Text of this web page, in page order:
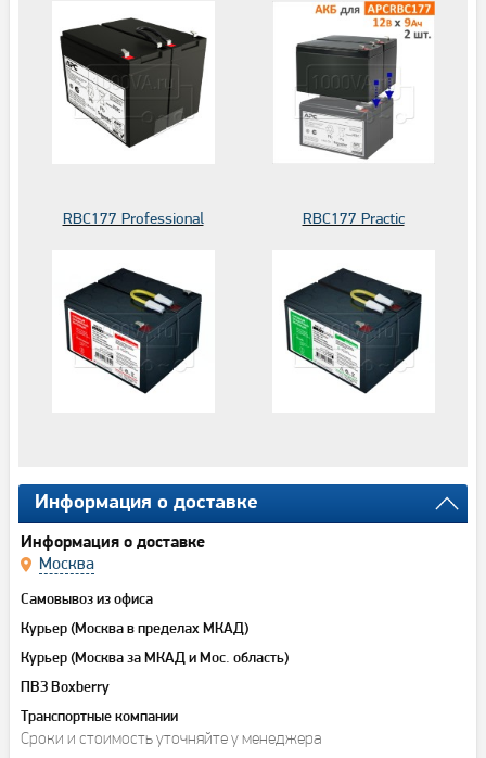
RBC177 Professional RBC177 Practic
Информация о доставке
Информация о доставке
Москва
Самовывоз из офиса
Курьер (Москва в пределах МКАД)
Курьер (Москва за МКАД и Мос. область)
ПВЗ Boxberry
Транспортные компании
Сроки и стоимость уточняйте у менеджера